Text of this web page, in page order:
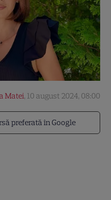
preferată în Google
Matei, 10 august 2024, 08:00